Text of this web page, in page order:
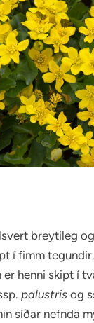
breytileg
í fimm
er henni skipt í
palustris og
síðar nefnda